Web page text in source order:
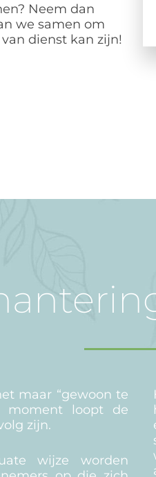
Neem dan
we samen om
dienst kan zijn!
maar “gewoon te
moment loopt de
zijn.
wijze worden